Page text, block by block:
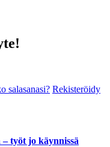
salasanasi? Rekisteröidy
työt jo käynnissä